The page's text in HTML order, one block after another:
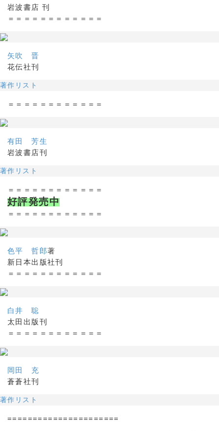
岩波書店 刊
＝＝＝＝＝＝＝＝＝＝＝＝
矢吹 晋
花伝社刊
著作リスト
＝＝＝＝＝＝＝＝＝＝＝＝
有田 芳生
岩波書店刊
著作リスト
＝＝＝＝＝＝＝＝＝＝＝＝
好評発売中
＝＝＝＝＝＝＝＝＝＝＝＝
色平 哲郎著
新日本出版社刊
＝＝＝＝＝＝＝＝＝＝＝＝
白井 聡
太田出版刊
＝＝＝＝＝＝＝＝＝＝＝＝
岡田 充
蒼蒼社刊
著作リスト
======================